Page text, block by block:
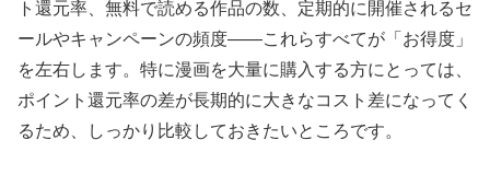
ト還元率、無料で読める作品の数、定期的に開催されるセ
ールやキャンペーンの頻度——これらすべてが「お得度」
を左右します。特に漫画を大量に購入する方にとっては、
ポイント還元率の差が長期的に大きなコスト差になってく
るため、しっかり比較しておきたいところです。